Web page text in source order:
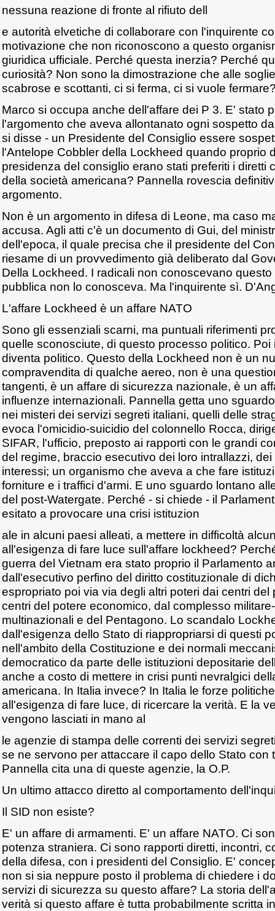
nessuna reazione di fronte al rifiuto dell
e autorità elvetiche di collaborare con l'inquirente
motivazione che non riconoscono a questo
giuridica ufficiale. Perché questa inerzia? Perché
curiosità? Non sono la dimostrazione che alle
scabrose e scottanti, ci si ferma, ci si vuole
Marco si occupa anche dell'affare dei P 3. E' stato
l'argomento che aveva allontanato ogni sospetto
si disse - un Presidente del Consiglio essere
l'Antelope Cobbler della Lockheed quando proprio
presidenza del consiglio erano stati preferiti i diretti
della società americana? Pannella rovescia
argomento.
Non è un argomento in difesa di Leone, ma caso
accusa. Agli atti c'è un documento di Gui, del
dell'epoca, il quale precisa che il presidente del
riesame di un provvedimento già deliberato dal
Della Lockheed. I radicali non conoscevano
pubblica non lo conosceva. Ma l'inquirente sì.
L'affare Lockheed è un affare NATO
Sono gli essenziali scarni, ma puntuali riferimenti
quelle sconosciute, di questo processo politico. Poi
diventa politico. Questo della Lockheed non è un
compravendita di qualche aereo, non è una
tangenti, è un affare di sicurezza nazionale, è un
influenze internazionali. Pannella getta uno
nei misteri dei servizi segreti italiani, quelli delle
evoca l'omicidio-suicidio del colonnello Rocca,
SIFAR, l'ufficio, preposto ai rapporti con le grandi
del regime, braccio esecutivo dei loro intrallazzi,
interessi; un organismo che aveva a che fare
forniture e i traffici d'armi. E uno sguardo lontano
del post-Watergate. Perché - si chiede - il
esitato a provocare una crisi istituzion
ale in alcuni paesi alleati, a mettere in difficoltà
all'esigenza di fare luce sull'affare lockheed?
guerra del Vietnam era stato proprio il Parlamento
dall'esecutivo perfino del diritto costituzionale di
espropriato poi via via degli altri poteri dai centri del
centri del potere economico, dal complesso
multinazionali e del Pentagono. Lo scandalo
dall'esigenza dello Stato di riappropriarsi di questi
nell'ambito della Costituzione e dei normali
democratico da parte delle istituzioni depositarie
anche a costo di mettere in crisi punti nevralgici
americana. In Italia invece? In Italia le forze
all'esigenza di fare luce, di ricercare la verità. E la
vengono lasciati in mano al
le agenzie di stampa delle correnti dei servizi
se ne servono per attaccare il capo dello Stato con
Pannella cita una di queste agenzie, la O.P.
Un ultimo attacco diretto al comportamento
Il SID non esiste?
E' un affare di armamenti. E' un affare NATO. Ci
potenza straniera. Ci sono rapporti diretti, incontri,
della difesa, con i presidenti del Consiglio. E'
non si sia neppure posto il problema di chiedere i
servizi di sicurezza su questo affare? La storia
verità si questo affare è tutta probabilmente scritta